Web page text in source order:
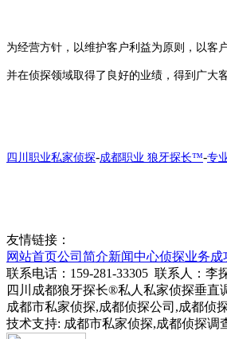
为经营方针，以维护客户利益为原则，以客
并在侦探领域取得了良好的业绩，得到广大
四川职业私家侦探-成都职业 狼牙探长™-专
友情链接：
网站首页公司简介新闻中心侦探业务成
联系电话：159-281-33305 联系人：李
四川成都狼牙探长®私人私家侦探垂直
成都市私家侦探,成都侦探公司,成都
技术支持: 成都市私家侦探,成都侦探